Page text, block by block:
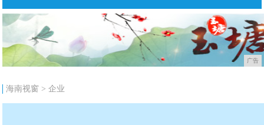
广告
海南视窗 >企业